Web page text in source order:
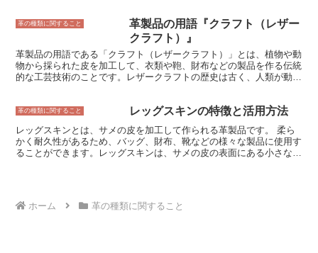
が、輸出入には許可証が必要です。附属書IIIに掲載されている動物
は、輸出国または輸入国のいずれかが許可証を発行した場合は、商業
系難燃剤やリン系難燃剤、窒素系難燃剤などがあり、革のなめし工程
で添加されます。耐火加工は、革を高温で加熱して耐火性を高める加
性質です。革製品は、家具や自動車の内装材として使用されることが
多く、火災が発生した場合に革製品が燃え広がると、火災の拡大につ
ながる可能性があります。そのため、革製品には、難燃性を高める加
革の種類に関すること
革製品の用語『クラフト（レザー
クラフト）』
革製品の用語である「クラフト（レザークラフト）」とは、植物や動
物から採られた皮を加工して、衣類や鞄、財布などの製品を作る伝統
的な工芸技術のことです。レザークラフトの歴史は古く、人類が動物
にはヨーロッパでギルドが組織され、職人たちは高度な技術を競い合
れ、レザークラフトの技術も革新されました。 19世紀後半になる
と、レザークラフトはアメリカに伝わり、カウボーイたちの間で人気
を博しました。カウボーイたちは、自分たちの道具や衣類を革で作っ
また、レザークラフトは趣味としても人気を集め、世界各国でレザー
クラフト教室が開かれています。 レザークラフトの歴史は、人類の
革の種類に関すること レッグスキンの特徴と活用方法
レッグスキンとは、サメの皮を加工して作られる革製品です。 柔ら
かく耐久性があるため、バッグ、財布、靴などの様々な製品に使用す
ることができます。レッグスキンは、サメの皮の表面にある小さな鱗
の皮は非常に硬いため、特殊な方法で加工されて柔らかくしなやかな
ホーム 革の種類に関すること